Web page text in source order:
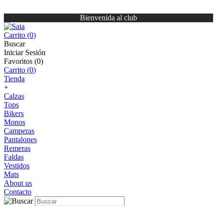
Bienvenida al club
Carrito (0)
Buscar
Iniciar Sesión
Favoritos (0)
Carrito (0)
Tienda
+
Calzas
Tops
Bikers
Monos
Camperas
Pantalones
Remeras
Faldas
Vestidos
Mats
About us
Contacto